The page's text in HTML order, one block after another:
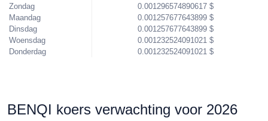
Zondag
Maandag
Dinsdag
Woensdag
Donderdag
0.001296574890617 $
0.001257677643899 $
0.001257677643899 $
0.001232524091021 $
0.001232524091021 $
BENQI koers verwachting voor 2026